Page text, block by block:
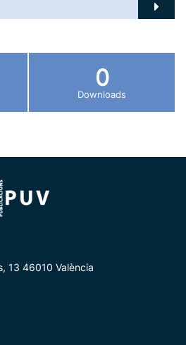
0
Downloads
13 46010 València